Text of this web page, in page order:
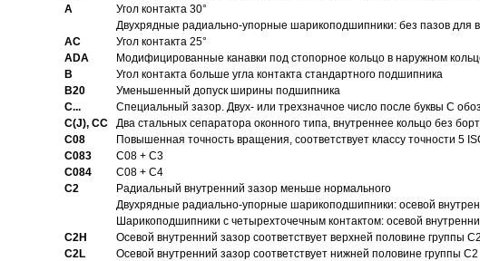
A
Угол контакта 30°
Двухрядные радиально-упорные шарикоподшипники: без пазов для
AC
Угол контакта 25°
ADA
Модифицированные канавки под стопорное кольцо в наружном
B
Угол контакта больше угла контакта стандартного подшипника
B20
Уменьшенный допуск ширины подшипника
C...
Специальный зазор. Двух- или трехзначное число после буквы С
C(J), CC
Два стальных сепаратора оконного типа, внутреннее кольцо без
C08
Повышенная точность вращения, соответствует классу точности 5
C083
C08 + C3
C084
C08 + C4
C2
Pадиальный внутренний зазор меньше нормального
Двухрядные радиально-упорные шарикоподшипники: осевой
Шарикоподшипники с четырехточечным контактом: осевой
C2H
Осевой внутренний зазор соответствует верхней половине группы C2
C2L
Осевой внутренний зазор соответствует нижней половине группы C2